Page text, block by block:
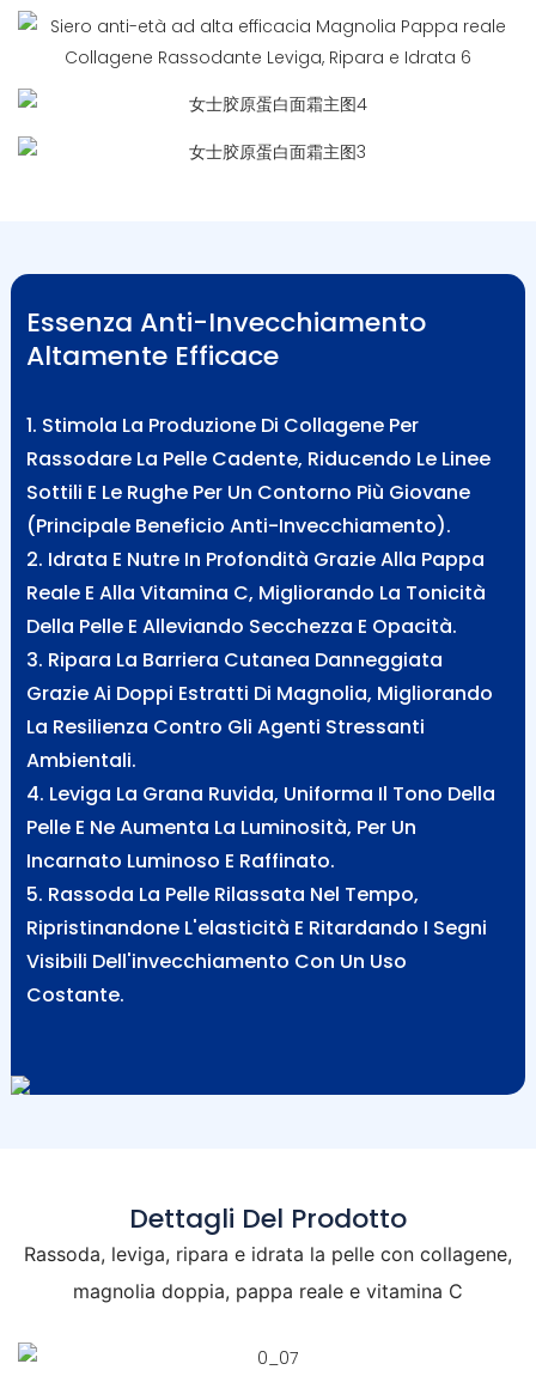
Essenza Anti-Invecchiamento
Altamente Efficace
1. Stimola La Produzione Di Collagene Per
Rassodare La Pelle Cadente, Riducendo Le Linee
Sottili E Le Rughe Per Un Contorno Più Giovane
(principale Beneficio Anti-Invecchiamento).
2. Idrata E Nutre In Profondità Grazie Alla Pappa
Reale E Alla Vitamina C, Migliorando La Tonicità
Della Pelle E Alleviando Secchezza E Opacità.
3. Ripara La Barriera Cutanea Danneggiata
Grazie Ai Doppi Estratti Di Magnolia, Migliorando
La Resilienza Contro Gli Agenti Stressanti
Ambientali.
4. Leviga La Grana Ruvida, Uniforma Il Tono Della
Pelle E Ne Aumenta La Luminosità, Per Un
Incarnato Luminoso E Raffinato.
5. Rassoda La Pelle Rilassata Nel Tempo,
Ripristinandone L'elasticità E Ritardando I Segni
Visibili Dell'invecchiamento Con Un Uso
Costante.
Dettagli Del Prodotto
Rassoda, leviga, ripara e idrata la pelle con collagene,
magnolia doppia, pappa reale e vitamina C